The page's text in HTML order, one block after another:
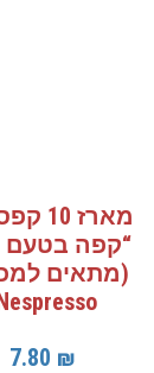
מארז
“קפה בטעם
(מתאים
7.80 ₪